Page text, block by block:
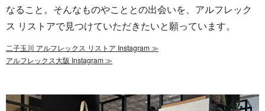
なること。そんなものやこととの出会いを、アルフレック
ス リストアで見つけていただきたいと願っています。
二子玉川 アルフレックス リストア Instagram ≫
アルフレックス大阪 Instagram ≫